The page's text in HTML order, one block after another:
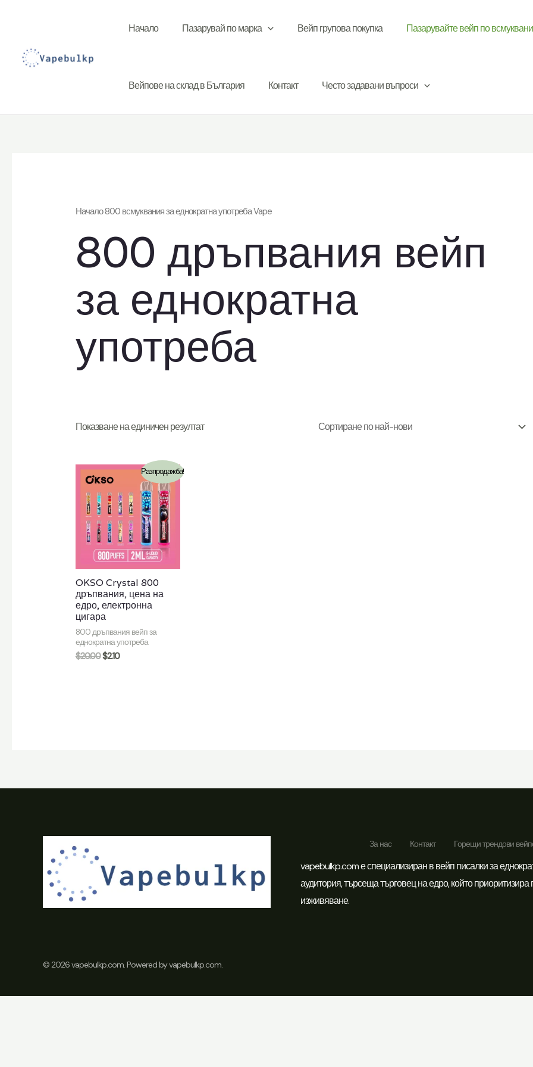
Начало Пазарувай по марка Вейп групова покупка Пазарувайте вейп по
Вейпове на склад в България Контакт Често задавани въпроси
Начало800 всмуквания за еднократна употреба Vape
800 дръпвания вейп
за еднократна
употреба
Показване на единичен резултат
Разпродажба!
OKSO Crystal 800
дръпвания, цена на
едро, електронна
цигара
800 дръпвания вейп за
еднократна употреба
$20.00$2.10
За нас Контакт Горещи трендови
vapebulkp.com е специализиран в вейп писалки за
аудитория, търсеща търговец на едро, който
изживяване.
© 2026 vapebulkp.com. Powered by vapebulkp.com.